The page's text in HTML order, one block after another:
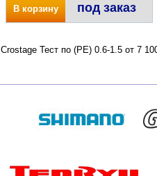
В корзину под заказ
Crostage Тест по (РЕ) 0.6-1.5 от 7